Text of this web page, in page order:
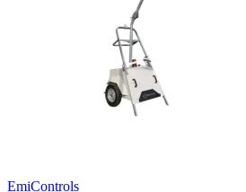
EmiControls